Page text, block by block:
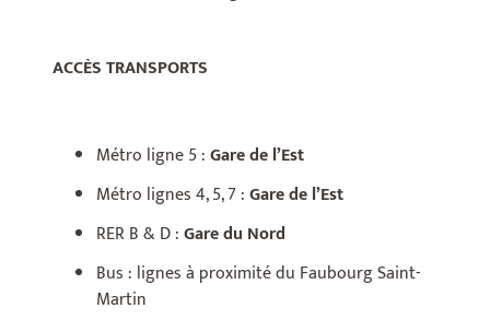
ACCÈS TRANSPORTS
Métro ligne 5 :Gare de l’Est
Métro lignes 4, 5, 7 :Gare de l’Est
RER B & D :Gare du Nord
Bus : lignes à proximité du Faubourg Saint-
Martin